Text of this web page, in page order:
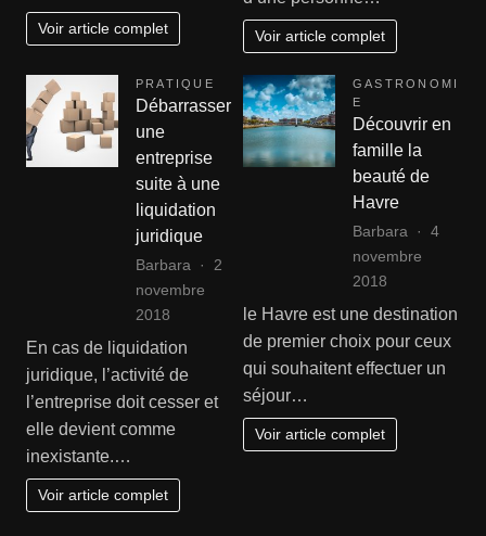
Voir article complet Voir article complet
PRATIQUE
Débarrasser
une
entreprise
suite à une
liquidation
juridique
Barbara
2
novembre
2018
En cas de liquidation
juridique, l’activité de
l’entreprise doit cesser et
elle devient comme
inexistante.…
Voir article complet
GASTRONOMI
E
Découvrir en
famille la
beauté de
Havre
Barbara
4
novembre
2018
le Havre est une destination
de premier choix pour ceux
qui souhaitent effectuer un
séjour…
Voir article complet